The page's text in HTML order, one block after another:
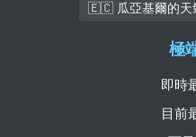
🇪🇨 瓜亞基爾的天
極
即時
目前